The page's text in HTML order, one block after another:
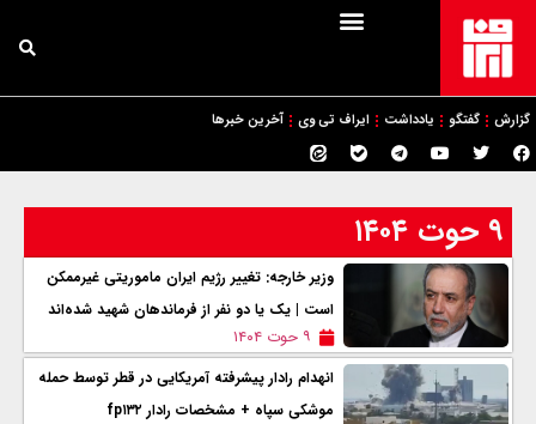
گزارش گفتگو یادداشت ایراف تی وی آخرین خبرها
۹ حوت ۱۴۰۴
وزیر خارجه: تغییر رژیم ایران ماموریتی غیرممکن
است | یک یا دو نفر از فرماندهان شهید شده‌اند
۹ حوت ۱۴۰۴
انهدام رادار پیشرفته آمریکایی در قطر توسط حمله
موشکی سپاه + مشخصات رادار fp۱۳۲